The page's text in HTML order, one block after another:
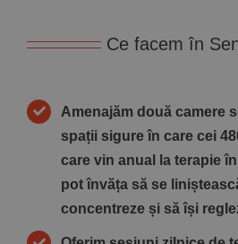
Ce facem în
Amenajăm două camere
spații sigure în care cei
care vin anual la terapie
pot învăța să se
concentreze și să își